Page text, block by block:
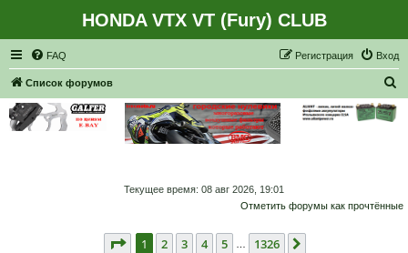
HONDA VTX VT (Fury) CLUB
FAQ Вход
Регистрация
Список форумов
Текущее время: 08 авг 2026, 19:01
Отметить форумы как прочтённые
Страница из 1326
1 2 3 4 5 1326